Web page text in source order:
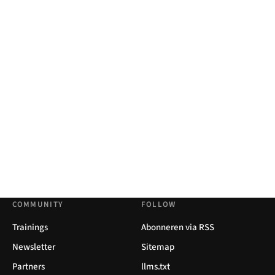
COMMUNITY
Trainings
Newsletter
Partners
FOLLOW
Abonneren via RSS
Sitemap
llms.txt